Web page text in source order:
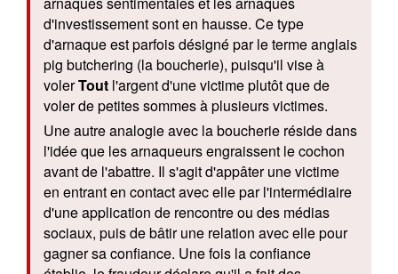
d'investissement sont en hausse. Ce type
d'arnaque est parfois désigné par le terme anglais
pig butchering (la boucherie), puisqu'il vise à
volerTout l'argent d'une victime plutôt que de
voler de petites sommes à plusieurs victimes.
Une autre analogie avec la boucherie réside dans
l'idée que les arnaqueurs engraissent le cochon
avant de l'abattre. Il s'agit d'appâter une victime
en entrant en contact avec elle par l'intermédiaire
d'une application de rencontre ou des médias
sociaux, puis de bâtir une relation avec elle pour
gagner sa confiance. Une fois la confiance